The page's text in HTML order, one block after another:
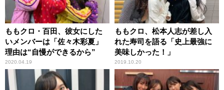
ももクロ・百田、彼女にした
いメンバーは「佐々木彩夏」
理由は“自慢ができるから”
2020.04.19
ももクロ、松本人志が差し入
れた寿司を語る「史上最強に
美味しかった！」
2019.10.20